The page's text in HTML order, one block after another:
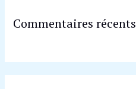
Commentaires récents